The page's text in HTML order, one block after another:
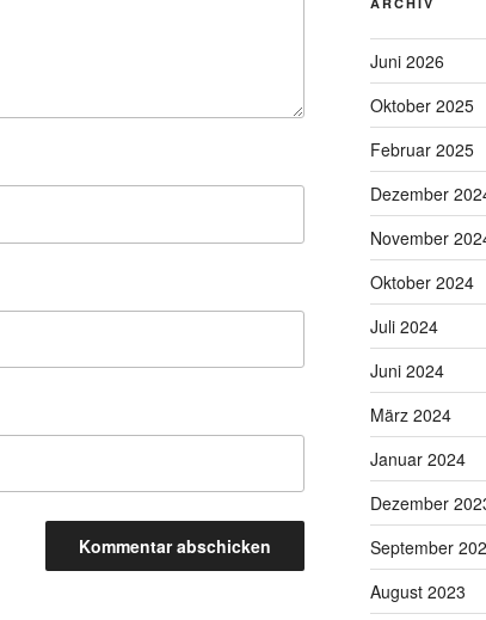
Juni 2026
Oktober 2025
Februar 2025
Dezember
November
Oktober 2024
Juli 2024
Juni 2024
März 2024
Januar 2024
Dezember
September
August 2023